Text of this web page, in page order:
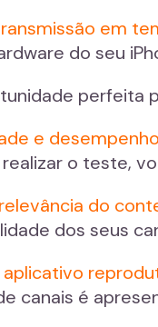
em
do seu
perfeita
e
o teste,
do
dos seus
canais é